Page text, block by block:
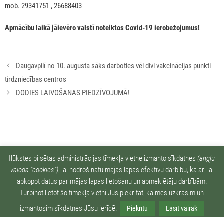
mob. 29341751 , 26688403
Apmācību laikā jāievēro valstī noteiktos Covid-19 ierobežojumus!
Rakstu
navigācija
Daugavpilī no 10. augusta sāks darboties vēl divi vakcinācijas punkti
tirdzniecības centros
DODIES LAIVOŠANAS PIEDZĪVOJUMĀ!
Piekļūstamība| ©2026 Ilūkste. Visas tiesības aizsargātas.
Ilūkstes pilsētas administrācijas tīmekļa vietne izmanto sīkdatnes (angļu
valodā “cookies“), lai nodrošinātu mājas lapas efektīvu darbību, kā arī lai
apkopot datus par mājas lapas lietošanu un apmeklētāju darbībām.
Turpinot lietot šo tīmekļa vietni Jūs piekrītat, ka mēs uzkrāsim un
izmantosim sīkdatnes Jūsu ierīcē.
Piekrītu Lasīt vairāk